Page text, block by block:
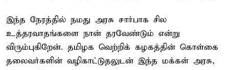
இந்த நேரத்தில் நமது அரசு சார்பாக சில
உத்தரவாதங்களை நான் தரவேண்டும் என்று
விரும்புகிறேன். தமிழக வெற்றிக் கழகத்தின் கொள்கை
தலைவர்களின் வழிகாட்டுதலுடன் இந்த மக்கள் அரசு,